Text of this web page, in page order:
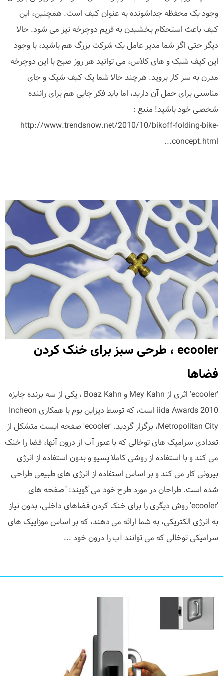
وجود یک محفظه جداشونده به عنوان کیف است. همچنین، این
کیف باعث استحکام بخشیدن به فریم دوچرخه نیز می شود. حالا
دیگر حتی اگر شما مدیر عامل یک شرکت بزرگ هم باشید، با وجود
این کیف شیک و های کلاس، می توانید هر روز صبح با این دوچرخه
مدرن به سر کار بروید. هرچند حالا شما یک کیف شیک و جای
مناسبی برای حمل آن دارید، اما باید فکر جایی هم برای راننده
شخصی خود باشید! منبع :
http://www.trendsnow.net/2010/10/bikoff-folding-bike-
concept.html...
ecooler ، طرحی سبز برای خنک کردن
فضاها
'ecooler' اثری از Mey Kahn و Boaz Kahn ، یکی از سه برنده جایزه
iida Awards 2010 است، که توسط دیزاین بوم با همکاری Incheon
Metropolitan City، برگزار گردید. 'ecooler' صفحه ایست متشکل از
تعدادی سرامیک های توخالی که با عبور آب از درون آنها، فضا را خنک
می کند و با استفاده از روشی کاملا پسیو و بدون استفاده از انرژی
بیرونی کار می کند و بر اساس استفاده از انرژی های طبیعی طراحی
شده است. طراحان در مورد طرح خود می گویند: "صفحه های
'ecooler' روش دیگری را برای خنک کردن فضاهای داخلی، بدون نیاز
به انرژی الکتریکی، به شما ارائه می دهند، که بر اساس موزاییک های
سرامیکی توخالی که می توانند آب را درون خود ...